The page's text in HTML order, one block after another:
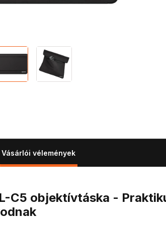
Vásárlói vélemények
C5 objektívtáska -